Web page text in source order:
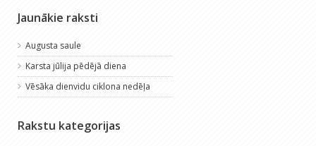
Jaunākie raksti
Augusta saule
Karsta jūlija pēdējā diena
Vēsāka dienvidu ciklona nedēļa
Rakstu kategorijas